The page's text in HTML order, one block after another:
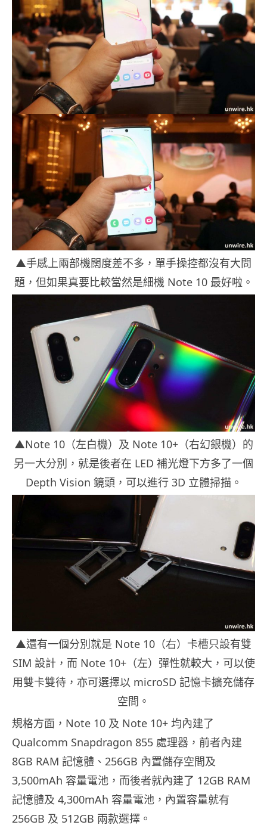
▲手感上兩部機闊度差不多，單手操控都沒有大問
題，但如果真要比較當然是細機 Note 10 最好啦。
▲Note 10（左白機）及 Note 10+（右幻銀機）的
另一大分別，就是後者在 LED 補光燈下方多了一個
Depth Vision 鏡頭，可以進行 3D 立體掃描。
▲還有一個分別就是 Note 10（右）卡槽只設有雙
SIM 設計，而 Note 10+（左）彈性就較大，可以使
用雙卡雙待，亦可選擇以 microSD 記憶卡擴充儲存
空間。
規格方面，Note 10 及 Note 10+ 均內建了
Qualcomm Snapdragon 855 處理器，前者內建
8GB RAM 記憶體、256GB 內置儲存空間及
3,500mAh 容量電池，而後者就內建了 12GB RAM
記憶體及 4,300mAh 容量電池，內置容量就有
256GB 及 512GB 兩款選擇。